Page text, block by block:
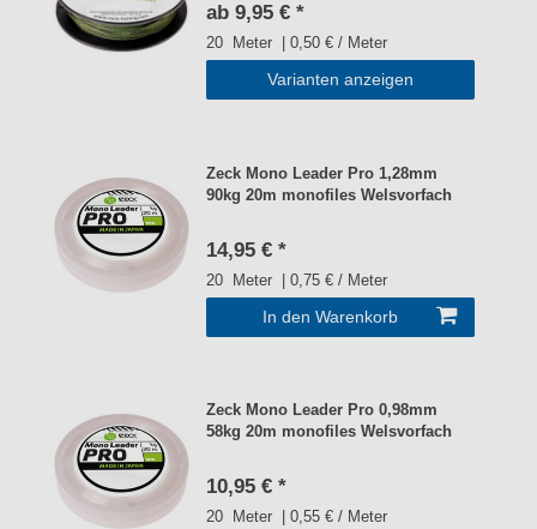
ab 9,95 € *
20 Meter | 0,50 € / Meter
Varianten anzeigen
Zeck Mono Leader Pro 1,28mm
90kg 20m monofiles Welsvorfach
14,95 € *
20 Meter | 0,75 € / Meter
In den Warenkorb
Zeck Mono Leader Pro 0,98mm
58kg 20m monofiles Welsvorfach
10,95 € *
20 Meter | 0,55 € / Meter